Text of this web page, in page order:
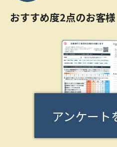
おすすめ度2点のお客様
アンケート